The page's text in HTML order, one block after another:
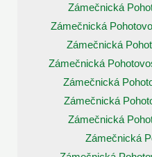
Zámečnická
Zámečnická
Zámečnická
Zámečnická
Zámečnická
Zámečnická
Zámečnická
Zámečnická